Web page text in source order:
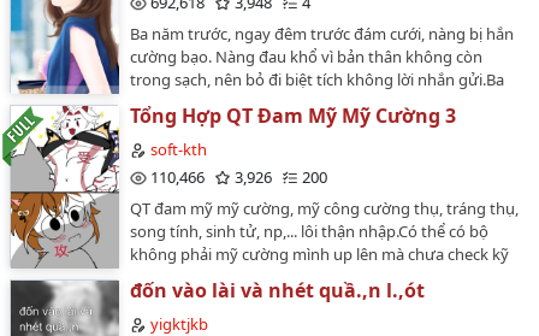
chủ yếu là thịt và thịt. Ai dị ứng đam mỹ cùng cao H
phiền đi nơi khác.NOTE:- Bởi vì chủ yếu chỉ có bản QT
nên mình mới edit, hi vọng mọi người không chê, nếu
có góp ý thì mạnh dạn cmt để mình hoàn thiện nha. -
Nguồn QT mình lấy ở nhiều nơi. Cám ơn các nguồn.-
Nếu muốn re-up phiền trao đổi cùng mình. Tuyệt đối
không chuyển ver.…
Ba năm trước, ngay đêm trước đám cưới, nàng bị hắn
cường bạo. Nàng đau khổ vì bản thân không còn
trong sạch, nên bỏ đi biệt tích không lời nhắn gửi.Ba
năm sau, nàng gặp lại hắn, nhưng cả 2 người đều
không biết đó là người đêm hôm ấy. Và nàng, lần này
lại phải làm một cuộc giao dịch 7 ngày 7 đêm trở thành
tình nhân của hắn.Nàng yêu vị hôn phu trước đây của
cùng.Nhưng ai mà biết được sự bất ngờ của trái
tim……
Tổng Hợp QT Đam Mỹ Mỹ Cường 3
soft-kth
110,466
3,926
200
QT đam mỹ mỹ cường, mỹ công cường thụ, tráng thụ,
song tính, sinh tử, np,... lôi thận nhập.Có thể có bộ
không phải mỹ cường mình up lên mà chưa check kỹ
ghi cre.…
đốn vào lài và nhét quầ.,n l.,ót
yigktjkb